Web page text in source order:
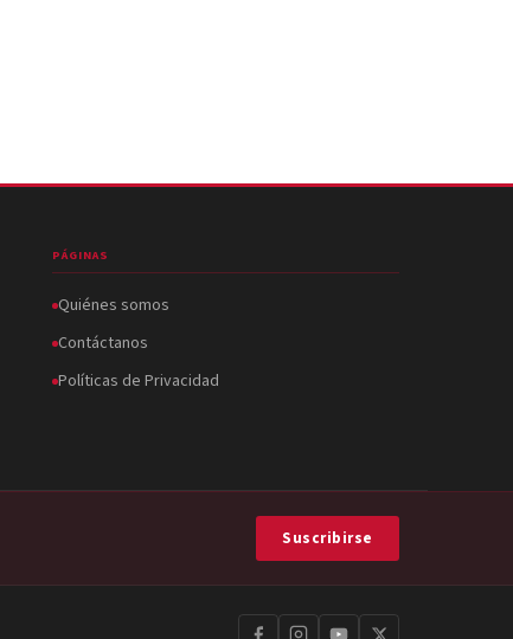
PÁGINAS
Quiénes somos
Contáctanos
Políticas de Privacidad
Suscribirse